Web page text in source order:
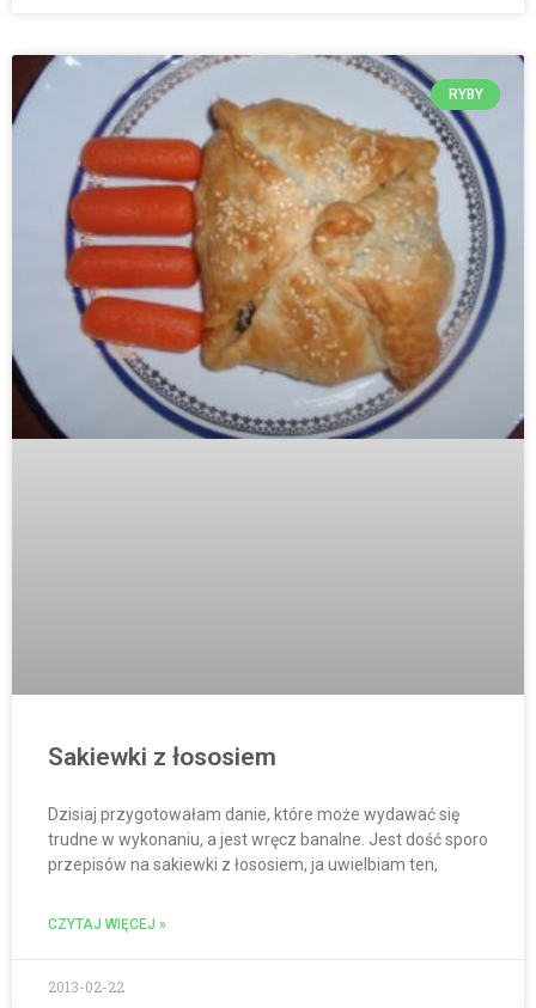
RYBY
Sakiewki z łososiem
Dzisiaj przygotowałam danie, które może wydawać się
trudne w wykonaniu, a jest wręcz banalne. Jest dość sporo
przepisów na sakiewki z łososiem, ja uwielbiam ten,
CZYTAJ WIĘCEJ »
2013-02-22